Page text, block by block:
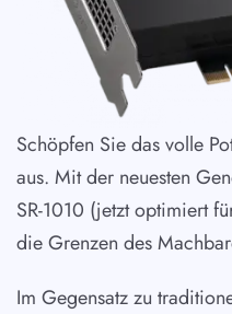
Schöpfen Sie das volle
aus. Mit der neuesten
SR-1010 (jetzt optimiert
die Grenzen des
Im Gegensatz zu